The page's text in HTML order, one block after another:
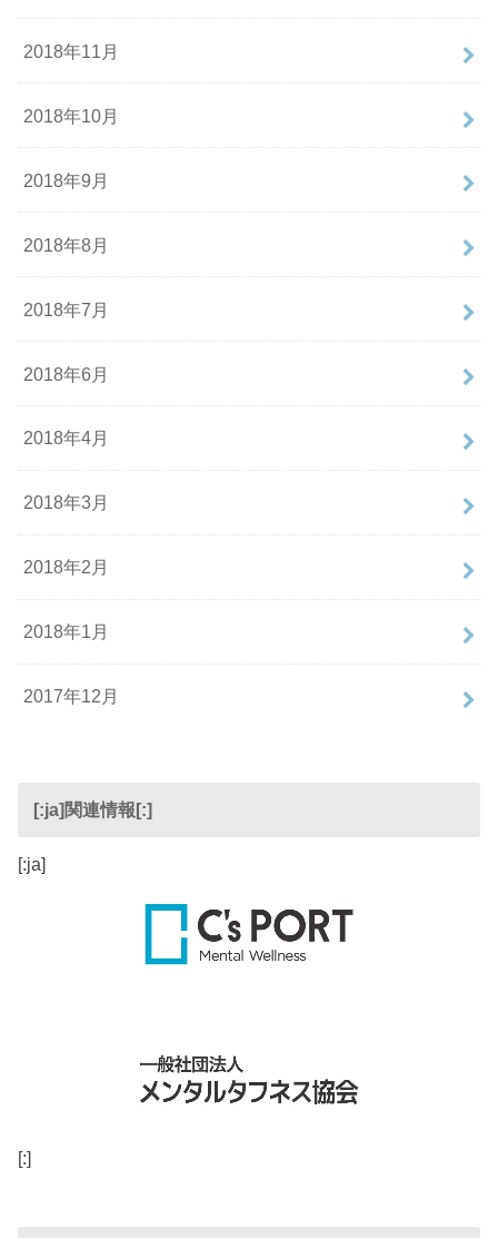
2018年11月
2018年10月
2018年9月
2018年8月
2018年7月
2018年6月
2018年4月
2018年3月
2018年2月
2018年1月
2017年12月
[:ja]関連情報[:]
[:ja]
[:]